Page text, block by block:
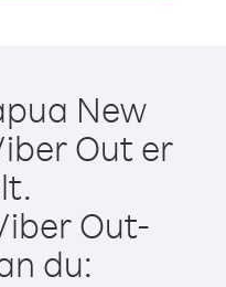
New
Out er
Out-
du: